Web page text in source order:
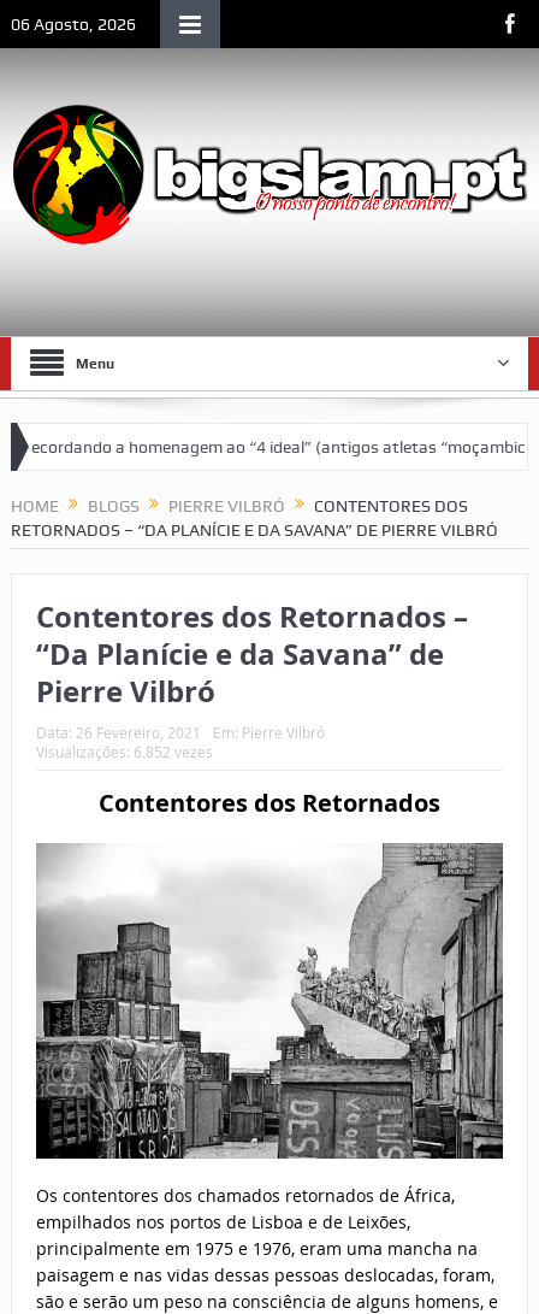
06 Agosto, 2026
Menu
homenagem ao “4 ideal” (antigos atletas “moçambicanos” do GCF
HOME BLOGS PIERRE VILBRÓ
CONTENTORES DOS
RETORNADOS – “DA PLANÍCIE E DA SAVANA” DE PIERRE VILBRÓ
Contentores dos Retornados –
“Da Planície e da Savana” de
Pierre Vilbró
Data: 26 Fevereiro, 2021 Em: Pierre Vilbró
Visualizações: 6.852 vezes
Contentores dos Retornados
Os contentores dos chamados retornados de África,
empilhados nos portos de Lisboa e de Leixões,
principalmente em 1975 e 1976, eram uma mancha na
paisagem e nas vidas dessas pessoas deslocadas, foram,
são e serão um peso na consciência de alguns homens, e